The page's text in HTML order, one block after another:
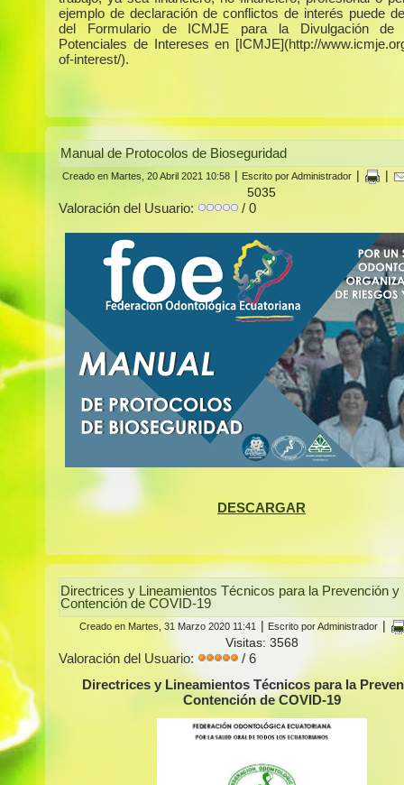
ejemplo de declaración de conflictos de interés puede
del Formulario de ICMJE para la Divulgación de
Potenciales de Intereses en [ICMJE](http://
of-interest/).
Manual de Protocolos de Bioseguridad
Creado en Martes, 20 Abril 2021 10:58 Escrito por Administrador
5035
Valoración del Usuario: / 0
DESCARGAR
Directrices y Lineamientos Técnicos para la Prevención y
Contención de COVID-19
Creado en Martes, 31 Marzo 2020 11:41 Escrito por Administrador
Visitas: 3568
Valoración del Usuario:
/ 6
Directrices y Lineamientos Técnicos para la
Contención de COVID-19